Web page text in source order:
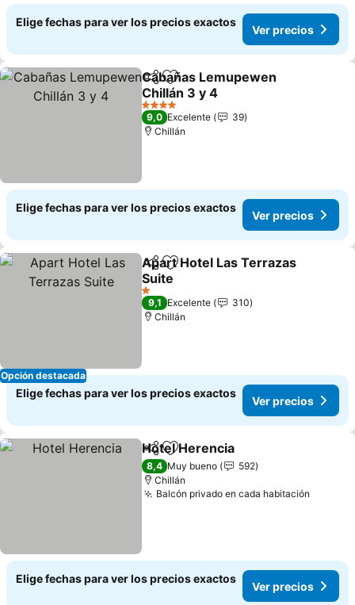
Elige fechas para ver los precios exactos
Ver precios
CompartirAgregar a favoritos
Cabañas Lemupewen
Chillán 3 y 4
4 Estrellas
9,0 Excelente
39
Chillán
Elige fechas para ver los precios exactos
Ver precios
Opción destacada
CompartirAgregar a favoritos
Apart Hotel Las Terrazas
Suite
1 Estrellas
9,1 Excelente
310
Chillán
Elige fechas para ver los precios exactos
Ver precios
CompartirAgregar a favoritos
Hotel Herencia
8,4 Muy bueno
592
Chillán
Balcón privado en cada habitación
Elige fechas para ver los precios exactos
Ver precios